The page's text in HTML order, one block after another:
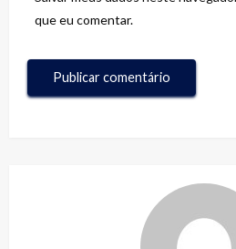
que eu comentar.